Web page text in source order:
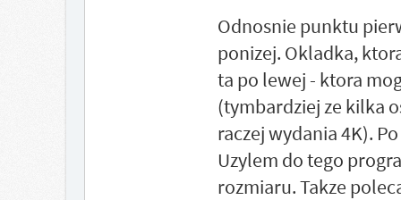
Odnosnie punktu
ponizej. Okladka,
ta po lewej - ktora
(tymbardziej ze kilka
raczej wydania 4K).
Uzylem do tego
rozmiaru. Takze